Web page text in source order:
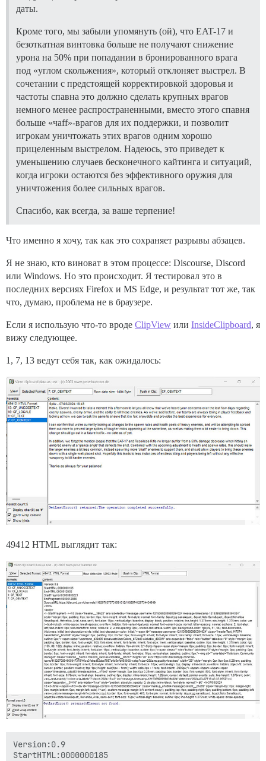
даты.
Кроме того, мы забыли упомянуть (ой), что EAT-17 и
безоткатная винтовка больше не получают снижение
урона на 50% при попадании в бронированного врага
под «углом скольжения», который отклоняет выстрел. В
сочетании с предстоящей корректировкой здоровья и
частоты спавна это должно сделать крупных врагов
немного менее распространенными, вместо этого спавня
больше «чaff»-врагов для их поддержки, и позволит
игрокам уничтожать этих врагов одним хорошо
прицеленным выстрелом. Надеюсь, это приведет к
уменьшению случаев бесконечного кайтинга и ситуаций,
когда игроки остаются без эффективного оружия для
уничтожения более сильных врагов.
Спасибо, как всегда, за ваше терпение!
Что именно я хочу, так как это сохраняет разрывы абзацев.
Я не знаю, кто виноват в этом процессе: Discourse, Discord
или Windows. Но это происходит. Я тестировал это в
последних версиях Firefox и MS Edge, и результат тот же, так
что, думаю, проблема не в браузере.
Если я использую что-то вроде ClipView или InsideClipboard, я
вижу следующее.
1, 7, 13 ведут себя так, как ожидалось:
49412 HTML выглядит так:
Version:0.9
StartHTML:0000000185
EndHTML:0000012902
StartFragment:0000000221
EndFragment:0000012866
SourceURL:https://discord.com/channels/1102970375731691612/1102974129734434919
<html>
<body>
<!--StartFragment--><h3 class="header__39b23" aria-labelledby="message-username-1215369280980394024 message-timestamp-1215369280980394024" style="margin: 0px; padding: 0px; border: 0px; font-weight: inherit; font-style: normal; font-family: &quot;gg sans&quot;, &quot;Noto Sans&quot;, &quot;Helvetica Neue&quot;, Helvetica, Arial, sans-serif; font-size: 16px; vertical-align: baseline; display: block; position: relative; line-height: 1.375rem; min-height: 1.375rem; color: var(--text-muted); white-space: break-spaces; overflow: hidden; font-variant-ligatures: normal; font-variant-caps: normal; letter-spacing: normal; orphans: 2; text-align: left; text-indent: 0px; text-transform: none; widows: 2; word-spacing: 0px; -webkit-text-stroke-width: 0px; background-color: rgb(49, 51, 56); text-decoration-thickness: initial; text-decoration-style: initial; text-decoration-color: initial;"><span id="message-username-1215369280980394024" class="headerText_f47574 hasRoleIcon_b0c680" style="margin: 0px; padding: 0px; border: 0px; font-weight: inherit; font-style: inherit; font-family: inherit; font-size: 16px; vertical-align: baseline; outline: 0px;"><span class="username_d30d99 desaturateUserColors_b72bd3 clickable_d866f1" aria-expanded="false" role="button" tabindex="0" style="margin: 0px; padding: 0px; border: 0px; font-weight: 500; font-style: inherit; font-family: inherit; font-size: 1rem; vertical-align: baseline; outline: 0px; line-height: 1.375rem; color: rgb(155, 89, 182); display: inline; position: relative; overflow: hidden; flex-shrink: 0;">Spitz</span><span style="margin: 0px; padding: 0px; border: 0px; font-weight: inherit; font-style: inherit; font-family: inherit; font-size: 16px; vertical-align: baseline; outline: 0px;"><span class="" role="button" tabindex="0" style="margin: 0px; padding: 0px; border: 0px; font-weight: inherit; font-style: inherit; font-family: inherit; font-size: 16px; vertical-align: baseline; outline: 0px;"><img alt="" aria-label="Role icon, Community Manager" class="roleIcon__59ca1 roleIcon_d491aa clickable__08c77" height="20" src="upload://7PldHMXYonxiDX9vkSjyhksRtWN.webp" width="20" style="margin: 0px 0px 0px 0.25rem; padding: 0px; border: 0px; font-weight: inherit; font-style: inherit; font-family: inherit; font-size: 16px; vertical-align: top; display: inline-block; overflow: hidden; object-fit: contain; cursor: pointer; position: relative; top: 1px; height: calc(4px + 1rem); width: calc(4px + 1rem); text-indent: -9999px;"></span></span></span><span class="timestamp_cdbd93 timestampInline__470e0" style="margin: 0px 0px 0px 0.25rem; padding: 0px; border: 0px; font-weight: 500; font-style: inherit; font-family: inherit; font-size: 0.75rem; vertical-align: baseline; outline: 0px; display: inline-block; height: 1.25rem; cursor: default; pointer-events: auto; line-height: 1.375rem; color: var(--text-muted);"><time aria-label="7 March 2024 18:43" id="message-timestamp-1215369280980394024" datetime="2024-03-07T18:43:37.055Z"><i class="separator__3f416" aria-hidden="true" style="position: absolute; opacity: 0; display: inline-block; font-style: normal;"> — </i>07/03/2024 18:43</time></span></h3><div id="message-content-1215369280980394024" class="markup_a7e664 messageContent__21e69" style="margin-top: 0px; margin-right: 0px; margin-bottom: 0px; margin-left: calc(-1*var(--custom-message-margin-left-content-cozy)); padding-top: 0px; padding-right: 0px; padding-bottom: 0px; padding-left: var(--custom-message-margin-left-content-cozy); border: 0px; font-weight: 400; font-style: normal; font-family: &quot;gg sans&quot;, &quot;Noto Sans&quot;, &quot;Helvetica Neue&quot;, Helvetica, Arial, sans-serif; font-size: 16px; vertical-align: baseline; outline: 0px; line-height: 1.375rem; white-space: break-spaces; overflow-wrap: break-word; user-select: text; color: var(--text-normal); text-indent: 0px; position: relative; overflow: hidden; font-variant-ligatures: normal; font-variant-caps: normal; letter-spacing: normal; orphans: 2; text-align: left; text-transform: none; widows: 2; word-spacing: 0px; -webkit-text-stroke-width: 0px; background-color: rgb(49, 51, 56); text-decoration-thickness: initial; text-decoration-style: initial; text-decoration-color: initial;"><span style="margin: 0px; padding: 0px; border: 0px; font-weight: inherit; font-style: inherit; font-family: inherit; font-size: 16px; vertical-align: baseline; outline: 0px;">Hell</span><span style="margin: 0px; padding: 0px; border: 0px; font-weight: inherit; font-style: inherit; font-family: inherit; font-size: 16px; vertical-align: baseline; outline: 0px;">-o</span><span style="margin: 0px; padding: 0px; border: 0px; font-weight: inherit; font-style: inherit; font-family: inherit; font-size: 16px; vertical-align: baseline; outline: 0px;">, Divers</span><span style="margin: 0px; padding: 0px; border: 0px; font-weight: inherit; font-style: inherit; font-family: inherit; font-size: 16px; vertical-align: baseline; outline: 0px;">! Я хотел уделить минуту сегодня днем, чтобы сообщить вам, что мы</span><span style="margin: 0px; padding: 0px; border: 0px; font-weight: inherit; font-style: inherit; font-family: inherit; font-size: 16px; vertical-align: baseline; outline: 0px;">' услышали ваши опасения за последние несколько дней касательно спавна врагов</span><span style="margin: 0px; padding: 0px; border: 0px; font-weight: inherit; font-style: inherit; font-family: inherit; font-size: 16px; vertical-align: baseline; outline: 0px;">, их брони</span><span style="margin: 0px; padding: 0px; border: 0px; font-weight: inherit; font-style: inherit; font-family: inherit; font-size: 16px; vertical-align: baseline; outline: 0px;"> и возможности уничтожать этих врагов</span><span style="margin: 0px; padding: 0px; border: 0px; font-weight: inherit; font-style: inherit; font-family: inherit; font-size: 16px; vertical-align: baseline; outline: 0px;">. Как мы уже говорили ранее</span><span style="margin: 0px; padding: 0px; border: 0px; font-weight: inherit; font-style: inherit; font-family: inherit; font-size: 16px; vertical-align: baseline; outline: 0px;">, наши команды всегда учитывают отзывы игроков и ищут способы настроить игру так, чтобы она была справедливой</span><span style="margin: 0px; padding: 0px; border: 0px; font-weight: inherit; font-style: inherit; font-family: inherit; font-size: 16px; vertical-align: baseline; outline: 0px;">, увлекательной и обеспечивала лучший опыт для всех</span><span style="margin: 0px; padding: 0px; border: 0px; font-weight: inherit; font-style: inherit; font-family: inherit; font-size: 16px; vertical-align: baseline; outline: 0px;">. </span><span style="margin: 0px; padding: 0px; border: 0px; font-weight: inherit; font-style: inherit; font-family: inherit; font-size: 16px; vertical-align: baseline; outline: 0px;">

Я могу подтвердить, что мы</span><span style="margin: 0px; padding: 0px; border: 0px; font-weight: inherit; font-style: inherit; font-family: inherit; font-size: 16px; vertical-align: baseline; outline: 0px;">' в настоящее время рассматриваем изменения в частоте спавна и показателях здоровья тяжелых врагов</span><span style="margin: 0px; padding: 0px; border: 0px; font-weight: inherit; font-style: inherit; font-family: inherit; font-size: 16px; vertical-align: baseline; outline: 0px;">, а также постараемся распределить их более равномерно, чтобы избежать крупных всплесков появления более сильных мобов одновременно</span><span style="margin: 0px; padding: 0px; border: 0px; font-weight: inherit; font-style: inherit; font-family: inherit; font-size: 16px; vertical-align: baseline; outline: 0px;">, а также сделать их немного легче для уничтожения</span><span style="margin: 0px; padding: 0px; border: 0px; font-weight: inherit; font-style: inherit; font-family: inherit; font-size: 16px; vertical-align: baseline; outline: 0px;">. Это изменение должно выйти в следующем горячем исправлении </span><span style="margin: 0px; padding: 0px; border: 0px; font-weight: inherit; font-style: inherit; font-family: inherit; font-size: 16px; vertical-align: baseline; outline: 0px;">- пока без точной даты</span><span style="margin: 0px; padding: 0px; border: 0px; font-weight: inherit; font-style: inherit; font-family: inherit; font-size: 16px; vertical-align: baseline; outline: 0px;">.</span><span style="margin: 0px; padding: 0px; border: 0px; font-weight: inherit; font-style: inherit; font-family: inherit; font-size: 16px; vertical-align: baseline; outline: 0px;">

Кроме того</span><span style="margin: 0px; padding: 0px; border: 0px; font-weight: inherit; font-style: inherit; font-family: inherit; font-size: 16px; vertical-align: baseline; outline: 0px;">, мы забыли упомянуть </span><span style="margin: 0px; padding: 0px; border: 0px; font-weight: inherit; font-style: inherit; font-family: inherit; font-size: 16px; vertical-align: baseline; outline: 0px;">(ой</span><span style="margin: 0px; padding: 0px; border: 0px; font-weight: inherit; font-style: inherit; font-family: inherit; font-size: 16px; vertical-align: baseline; outline: 0px;">), что EAT</span><span style="margin: 0px; padding: 0px; border: 0px; font-weight: inherit; font-style: inherit; font-family: inherit; font-size: 16px; vertical-align: baseline; outline: 0px;">-17 и безоткатная винтовка больше не получают снижение урона на 50</span><span style="margin: 0px; padding: 0px; border: 0px; font-weight: inherit; font-style: inherit; font-family: inherit; font-size: 16px; vertical-align: baseline; outline: 0px;">% при попадании в бронированного врага под </span><span style="margin: 0px; padding: 0px; border: 0px; font-weight: inherit; font-style: inherit; font-family: inherit; font-size: 16px; vertical-align: baseline; outline: 0px;">«углом скольжения</span><span style="margin: 0px; p